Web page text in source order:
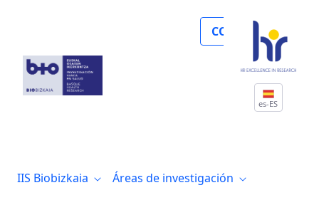
COLABORA
es-ES
IIS Biobizkaia
Áreas de investigación